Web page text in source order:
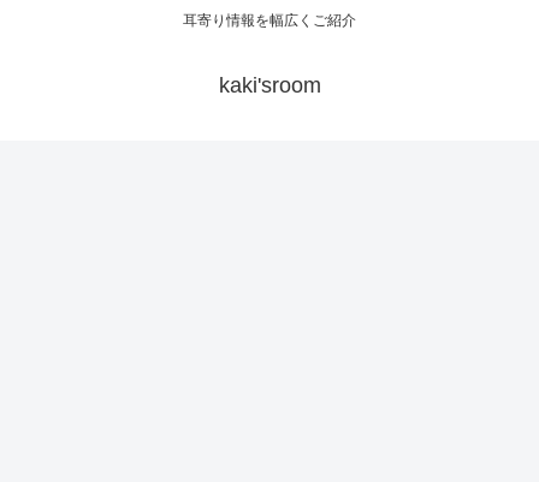
耳寄り情報を幅広くご紹介
kaki'sroom